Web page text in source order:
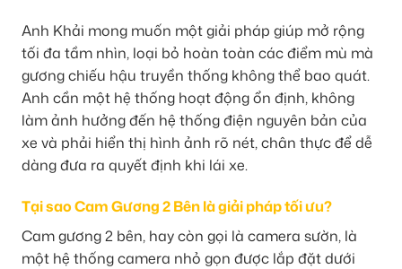
Anh Khải mong muốn một giải pháp giúp mở rộng
tối đa tầm nhìn, loại bỏ hoàn toàn các điểm mù mà
gương chiếu hậu truyền thống không thể bao quát.
Anh cần một hệ thống hoạt động ổn định, không
làm ảnh hưởng đến hệ thống điện nguyên bản của
xe và phải hiển thị hình ảnh rõ nét, chân thực để dễ
dàng đưa ra quyết định khi lái xe.
Tại sao Cam Gương 2 Bên là giải pháp tối ưu?
Cam gương 2 bên, hay còn gọi là camera sườn, là
một hệ thống camera nhỏ gọn được lắp đặt dưới